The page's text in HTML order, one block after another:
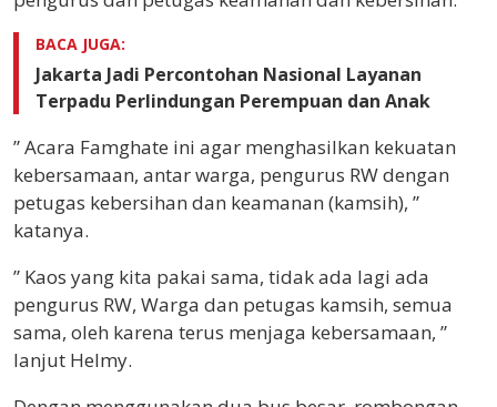
BACA JUGA:
Jakarta Jadi Percontohan Nasional Layanan
Terpadu Perlindungan Perempuan dan Anak
” Acara Famghate ini agar menghasilkan kekuatan
kebersamaan, antar warga, pengurus RW dengan
petugas kebersihan dan keamanan (kamsih), ”
katanya.
” Kaos yang kita pakai sama, tidak ada lagi ada
pengurus RW, Warga dan petugas kamsih, semua
sama, oleh karena terus menjaga kebersamaan, ”
lanjut Helmy.